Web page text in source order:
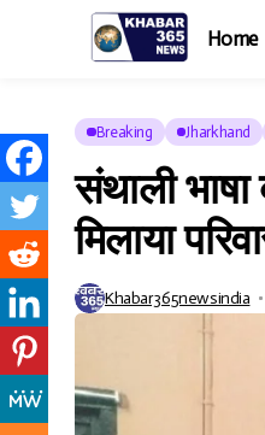
Home
Breaking Jharkhand
संथाली
मिलाया
Khabar365newsindia